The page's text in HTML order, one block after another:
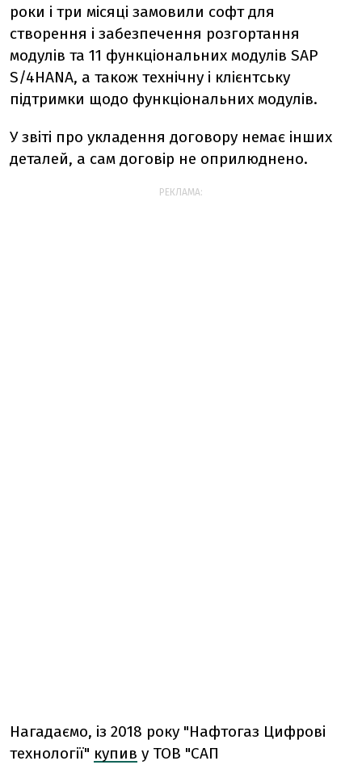
роки і три місяці замовили софт для
створення і забезпечення розгортання
модулів та 11 функціональних модулів SAP
S/4НANA, а також технічну і клієнтську
підтримки щодо функціональних модулів.
У звіті про укладення договору немає інших
деталей, а сам договір не оприлюднено.
РЕКЛАМА:
Нагадаємо, із 2018 року "Нафтогаз Цифрові
технології" купив у ТОВ "САП